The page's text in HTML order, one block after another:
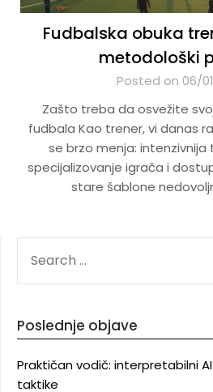
Fudbalska obuka
metodološki
Posted on 06/
Zašto treba da osvežite
fudbala Kao trener, vi danas
se brzo menja: intenzivnija
specijalizovanje igrača i
stare šablone
FOR:
Poslednje objave
Praktičan vodič: interpretabilni
taktike